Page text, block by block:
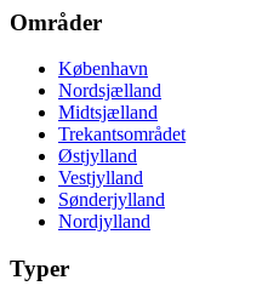
Områder
København
Nordsjælland
Midtsjælland
Trekantsområdet
Østjylland
Vestjylland
Sønderjylland
Nordjylland
Typer